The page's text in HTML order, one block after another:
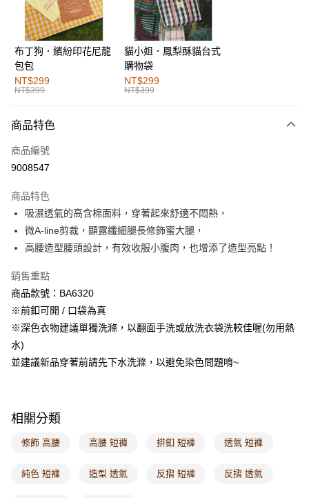
街口支付
運送方式
全家取貨付款
每筆NT$60，滿NT$1,000(含以上)免運費
付款後全家取貨
萊爾富取貨付款
付款後萊爾富取貨
每筆NT$60，滿NT$1,000(含以上)免運費
7-11取貨付款
每筆NT$60，滿NT$1,000(含以上)免運費
付款後7-11取貨
每筆NT$60，滿NT$1,000(含以上)免運費
宅配
每筆NT$120，滿NT$1,000(含以上)免運費
海外配送-歐美地區 查看運費
布丁狗．繽紛印花尼龍
包包
NT$299
NT$399
貓小姐．鳳梨酥貓台式
購物袋
NT$299
NT$399
商品特色
商品編號
9008547
商品特色
吸濕透氣的高含棉面料，穿著起來舒適不悶熱，
微A-line剪裁，顯露纖細腿長修飾蜜大腿，
高腰造型腰頭設計，有效收服小腹肉，也增添了造型亮點！
銷售重點
商品款號：BA6320
※前釦可開 / 口袋為真
※深色衣物建議單獨洗滌，以翻面手洗或放洗衣袋洗較佳喔(勿用熱
水)
並建議新品穿著前請先下水洗滌，以避免染色問題唷~
相關分類
修飾 高腰 高腰 短褲 排釦 短褲 透氣 短褲
純色 短褲 造型 透氣 反摺 短褲 反摺 透氣